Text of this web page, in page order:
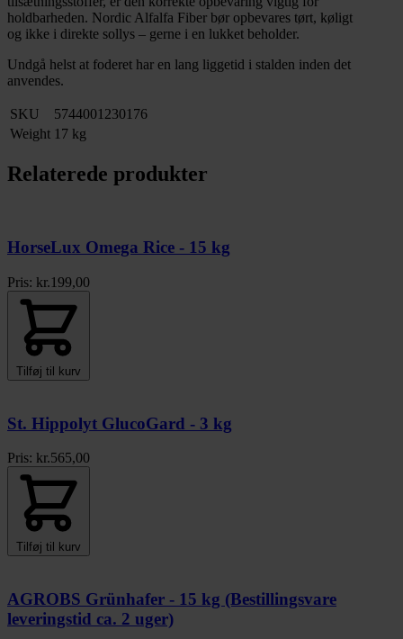
holdbarheden. Nordic Alfalfa Fiber bør opbevares tørt, køligt
og ikke i direkte sollys – gerne i en lukket beholder.
Undgå helst at foderet har en lang liggetid i stalden inden det
anvendes.
SKU
5744001230176
Weight 17 kg
Relaterede produkter
HorseLux Omega Rice - 15 kg
Pris: kr.199,00
Tilføj til kurv
St. Hippolyt GlucoGard - 3 kg
Pris: kr.565,00
Tilføj til kurv
AGROBS Grünhafer - 15 kg (Bestillingsvare
leveringstid ca. 2 uger)